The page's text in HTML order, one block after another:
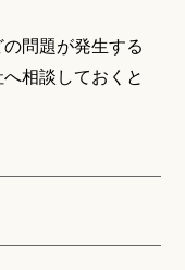
問題が発生する
相談しておくと